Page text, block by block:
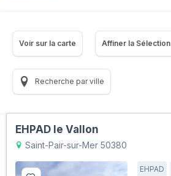
Voir sur la carte Affiner la Sélection
Recherche par ville
EHPAD le Vallon
Saint-Pair-sur-Mer 50380
EHPAD